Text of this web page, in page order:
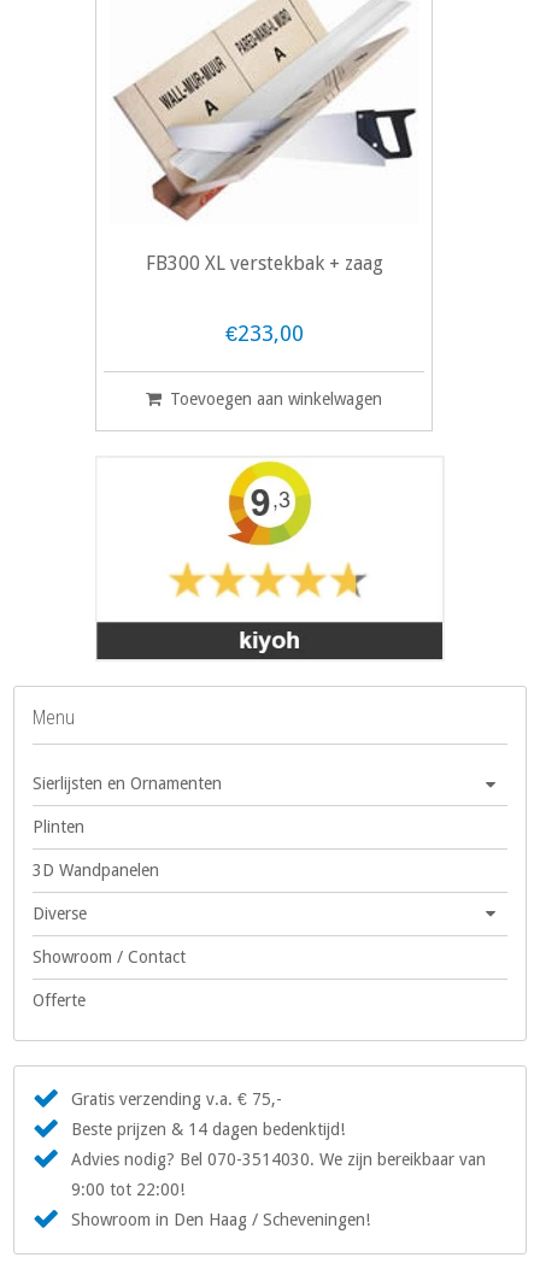
FB300 XL verstekbak + zaag
€233,00
Toevoegen aan winkelwagen
Menu
Sierlijsten en Ornamenten
Plinten
3D Wandpanelen
Diverse
Showroom / Contact
Offerte
Gratis verzending v.a. € 75,-
Beste prijzen & 14 dagen bedenktijd!
Advies nodig? Bel 070-3514030. We zijn bereikbaar van
9:00 tot 22:00!
Showroom in Den Haag / Scheveningen!